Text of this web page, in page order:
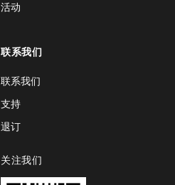
活动
联系我们
联系我们
支持
退订
关注我们